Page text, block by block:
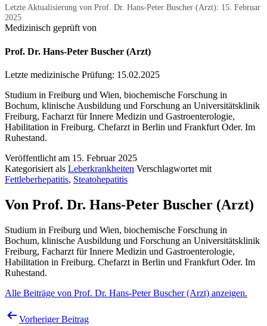
Letzte Aktualisierung von Prof. Dr. Hans-Peter Buscher (Arzt): 15. Februar
2025
Medizinisch geprüft von
Prof. Dr. Hans-Peter Buscher (Arzt)
Letzte medizinische Prüfung: 15.02.2025
Studium in Freiburg und Wien, biochemische Forschung in
Bochum, klinische Ausbildung und Forschung an Universitätsklinik
Freiburg, Facharzt für Innere Medizin und Gastroenterologie,
Habilitation in Freiburg. Chefarzt in Berlin und Frankfurt Oder. Im
Ruhestand.
Veröffentlicht am 15. Februar 2025
Kategorisiert als Leberkrankheiten Verschlagwortet mit
Fettleberhepatitis, Steatohepatitis
Von Prof. Dr. Hans-Peter Buscher (Arzt)
Studium in Freiburg und Wien, biochemische Forschung in
Bochum, klinische Ausbildung und Forschung an Universitätsklinik
Freiburg, Facharzt für Innere Medizin und Gastroenterologie,
Habilitation in Freiburg. Chefarzt in Berlin und Frankfurt Oder. Im
Ruhestand.
Alle Beiträge von Prof. Dr. Hans-Peter Buscher (Arzt) anzeigen.
Beitragsnavigation
Vorheriger Beitrag